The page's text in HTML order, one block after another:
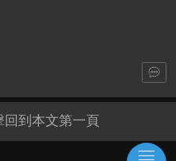
到本文第一頁